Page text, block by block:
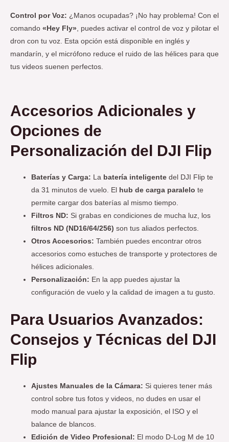
Control por Voz: ¿Manos ocupadas? ¡No hay problema! Con el
comando «Hey Fly» , puedes activar el control de voz y pilotar el
dron con tu voz. Esta opción está disponible en inglés y
mandarín, y el micrófono reduce el ruido de las hélices para que
tus videos suenen perfectos.
Accesorios Adicionales y
Opciones de
Personalización del DJI Flip
Baterías y Carga: La batería inteligente del DJI Flip te
da 31 minutos de vuelo. El
hub de carga paralelo te
permite cargar dos baterías al mismo tiempo.
Filtros ND: Si grabas en condiciones de mucha luz, los
filtros ND (ND16/64/256) son tus aliados perfectos.
Otros Accesorios: También puedes encontrar otros
accesorios como estuches de transporte y protectores de
hélices adicionales.
Personalización: En la app puedes ajustar la
configuración de vuelo y la calidad de imagen a tu gusto.
Para Usuarios Avanzados:
Consejos y Técnicas del DJI
Flip
Ajustes Manuales de la Cámara: Si quieres tener más
control sobre tus fotos y videos, no dudes en usar el
modo manual para ajustar la exposición, el ISO y el
balance de blancos.
Edición de Video Profesional: El modo D-Log M de 10